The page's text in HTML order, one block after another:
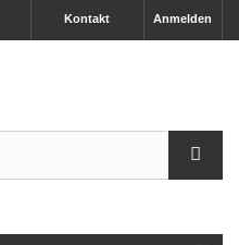
Anmelden
Kontakt